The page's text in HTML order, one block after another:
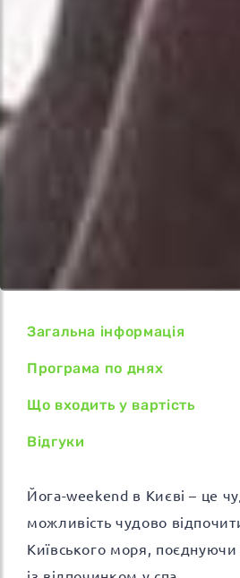
Загальна інформація
Програма по днях
Що входить у вартість
Відгуки
Йога-weekend в Києві – це
можливість чудово
Київського моря, поєднуючи